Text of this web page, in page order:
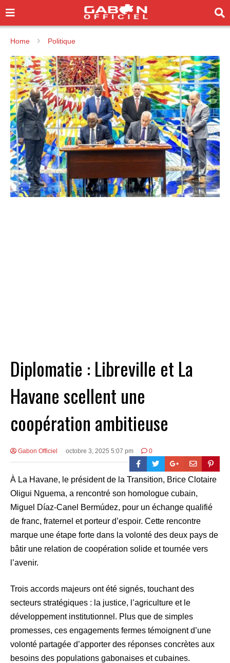
Home Politique
Diplomatie : Libreville et La
Havane scellent une
coopération ambitieuse
Gabon Officiel octobre 3, 2025 5:07 pm 0
À La Havane, le président de la Transition, Brice Clotaire
Oligui Nguema, a rencontré son homologue cubain,
Miguel Díaz-Canel Bermúdez, pour un échange qualifié
de franc, fraternel et porteur d’espoir. Cette rencontre
marque une étape forte dans la volonté des deux pays de
bâtir une relation de coopération solide et tournée vers
l’avenir.
Trois accords majeurs ont été signés, touchant des
secteurs stratégiques : la justice, l’agriculture et le
développement institutionnel. Plus que de simples
promesses, ces engagements fermes témoignent d’une
volonté partagée d’apporter des réponses concrètes aux
besoins des populations gabonaises et cubaines.